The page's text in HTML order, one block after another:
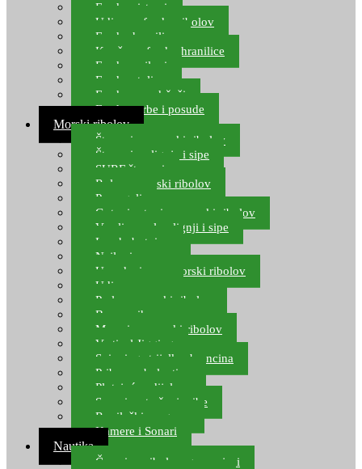
Feeder sistemi
Udice za feeder ribolov
Feeder hranilice
Kopče za feeder hranilice
Feeder najloni
Feeder stolice
Feeder arm držači
Feeder torbe i posude
Morski ribolov
Štapovi za morski ribolov
Štapovi za lignje i sipe
SURF štapovi
Role za morski ribolov
Parangali
Gotovi setovi za morski ribolov
Varalice za lov lignji i sipe
Lov hobotnice
Najloni za more
Upredenice za morski ribolov
Udice za more
Perle za morski ribolov
Brum prihrana za more
Mamci za morski ribolov
Vertical Jigging
Spinning strijelke, brancina
Pribor za bolentino
Plutajuća odijela
Sonari za traženje ribe
Ronilački program
Kamere i Sonari
Nautika
Čamci za ribolov, gumenjaci